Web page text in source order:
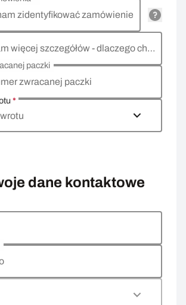
zidentyfikować zamówienie
Podaj nam więcej szczegółów - dlaczego chcesz zwrócić towar, co jest powodem?
zwracanej paczki
paczki
*
dane kontaktowe
dane osobowe